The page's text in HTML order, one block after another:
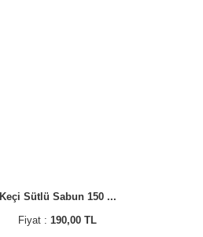
Keçi Sütlü Sabun 150 ...
Fiyat : 190,00 TL